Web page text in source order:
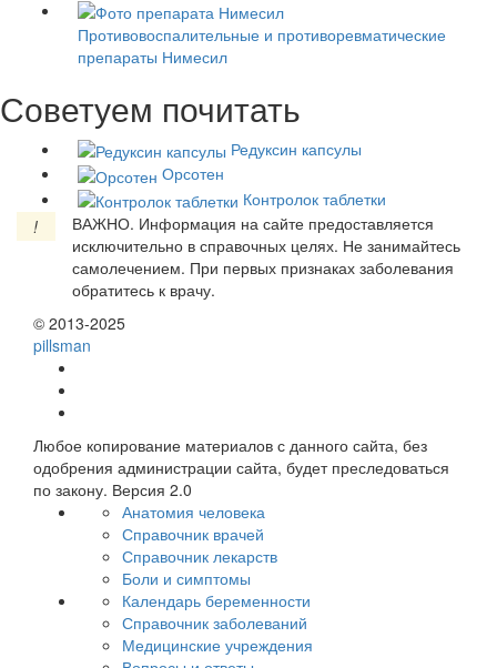
Противовоспалительные и противоревматические
препараты Нимесил
Советуем почитать
Редуксин капсулы
Орсотен
Контролок таблетки
!
ВАЖНО. Информация на сайте предоставляется
исключительно в справочных целях. Не занимайтесь
самолечением. При первых признаках заболевания
обратитесь к врачу.
© 2013-2025
pillsman
Любое копирование материалов с данного сайта, без
одобрения администрации сайта, будет преследоваться
по закону. Версия 2.0
Анатомия человека
Справочник врачей
Справочник лекарств
Боли и симптомы
Календарь беременности
Справочник заболеваний
Медицинские учреждения